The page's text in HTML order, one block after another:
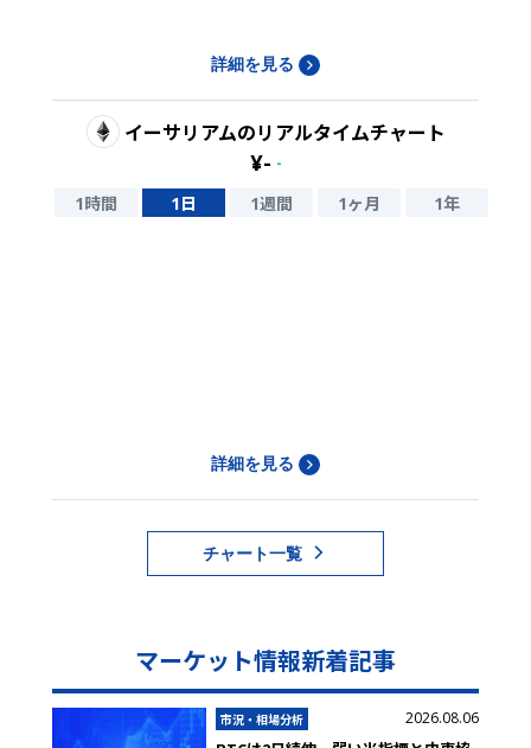
詳細を見る
イーサリアムのリアルタイムチャート
¥- -
1時間 1日 1週間 1ヶ月 1年
詳細を見る
チャート一覧
マーケット情報新着記事
市況・相場分析 2026.08.06